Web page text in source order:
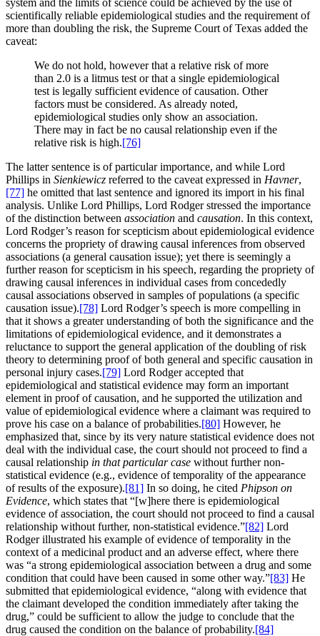
scientifically reliable epidemiological studies and the requirement of
more than doubling the risk, the Supreme Court of Texas added the
caveat:
We do not hold, however that a relative risk of more
than 2.0 is a litmus test or that a single epidemiological
test is legally sufficient evidence of causation. Other
factors must be considered. As already noted,
epidemiological studies only show an association.
There may in fact be no causal relationship even if the
relative risk is high.[76]
The latter sentence is of particular importance, and while Lord
Phillips in Sienkiewicz referred to the caveat expressed in Havner,
[77] he omitted that last sentence and ignored its import in his final
analysis. Unlike Lord Phillips, Lord Rodger stressed the importance
of the distinction between association and causation. In this context,
Lord Rodger’s reason for scepticism about epidemiological evidence
concerns the propriety of drawing causal inferences from observed
associations (a general causation issue); yet there is seemingly a
further reason for scepticism in his speech, regarding the propriety of
drawing causal inferences in individual cases from concededly
causal associations observed in samples of populations (a specific
causation issue).[78] Lord Rodger’s speech is more compelling in
that it shows a greater understanding of both the significance and the
limitations of epidemiological evidence, and it demonstrates a
reluctance to support the general application of the doubling of risk
theory to determining proof of both general and specific causation in
personal injury cases.[79] Lord Rodger accepted that
epidemiological and statistical evidence may form an important
element in proof of causation, and he supported the utilization and
value of epidemiological evidence where a claimant was required to
prove his case on a balance of probabilities.[80] However, he
emphasized that, since by its very nature statistical evidence does not
deal with the individual case, the court should not proceed to find a
causal relationship in that particular case without further non-
statistical evidence (e.g., evidence of temporality of the appearance
of results of the exposure).[81] In so doing, he cited Phipson on
Evidence, which states that “[w]here there is epidemiological
evidence of association, the court should not proceed to find a causal
relationship without further, non-statistical evidence.”[82] Lord
Rodger illustrated his example of evidence of temporality in the
context of a medicinal product and an adverse effect, where there
was “a strong epidemiological association between a drug and some
condition that could have been caused in some other way.”[83] He
submitted that epidemiological evidence, “along with evidence that
the claimant developed the condition immediately after taking the
drug,” could be sufficient to allow the judge to conclude that the
drug caused the condition on the balance of probability.[84]